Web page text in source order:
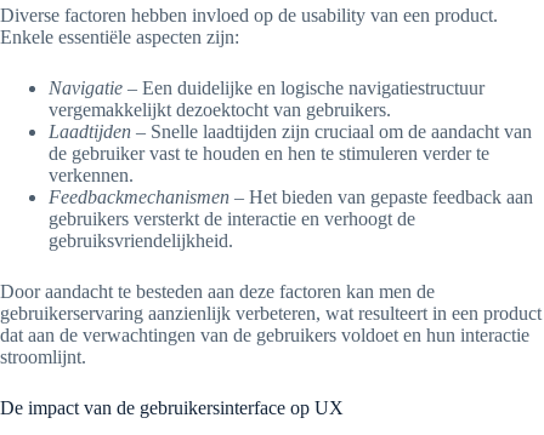
Diverse factoren hebben invloed op de usability van een product.
Enkele essentiële aspecten zijn:
Navigatie – Een duidelijke en logische navigatiestructuur
vergemakkelijkt dezoektocht van gebruikers.
Laadtijden – Snelle laadtijden zijn cruciaal om de aandacht van
de gebruiker vast te houden en hen te stimuleren verder te
verkennen.
Feedbackmechanismen – Het bieden van gepaste feedback aan
gebruikers versterkt de interactie en verhoogt de
gebruiksvriendelijkheid.
Door aandacht te besteden aan deze factoren kan men de
gebruikerservaring aanzienlijk verbeteren, wat resulteert in een product
dat aan de verwachtingen van de gebruikers voldoet en hun interactie
stroomlijnt.
De impact van de gebruikersinterface op UX